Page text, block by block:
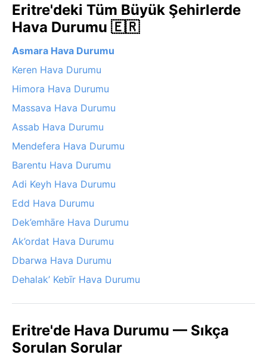
Eritre'deki Tüm Büyük Şehirlerde
Hava Durumu 🇪🇷
Asmara Hava Durumu
Keren Hava Durumu
Himora Hava Durumu
Massava Hava Durumu
Assab Hava Durumu
Mendefera Hava Durumu
Barentu Hava Durumu
Adi Keyh Hava Durumu
Edd Hava Durumu
Dek’emhāre Hava Durumu
Ak’ordat Hava Durumu
Dbarwa Hava Durumu
Dehalak’ Kebīr Hava Durumu
Eritre'de Hava Durumu — Sıkça
Sorulan Sorular